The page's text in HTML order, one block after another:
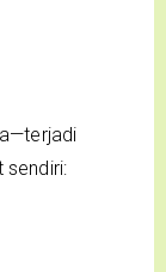
sendiri: